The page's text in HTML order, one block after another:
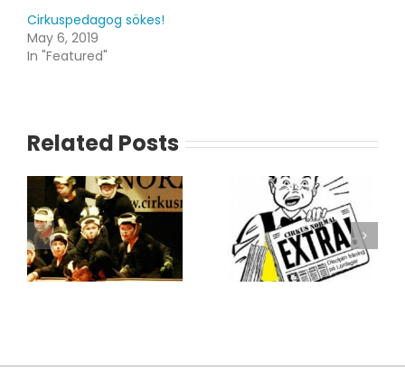
Cirkuspedagog sökes!
May 6, 2019
In "Featured"
Related Posts